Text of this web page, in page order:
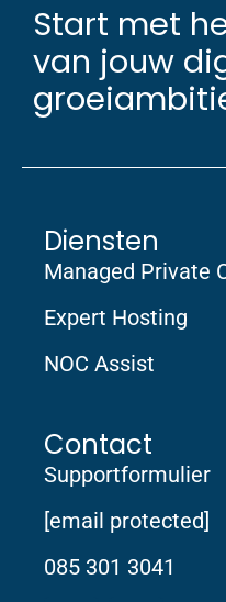
Start met
van jouw
Diensten
Managed Private
Expert Hosting
NOC Assist
Contact
Supportformulier
[email protected]
085 301 3041